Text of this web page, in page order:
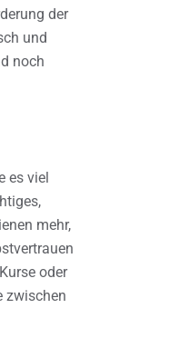
der
und
noch
es viel
mehr,
oder
zwischen